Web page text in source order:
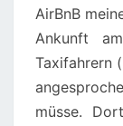
AirBnB
Ankunft
Taxifahrern
müsse.